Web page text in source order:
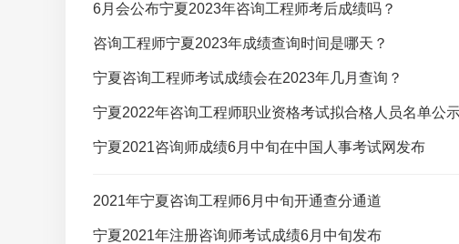
6月会公布宁夏2023年咨询工程师考后成绩吗？
咨询工程师宁夏2023年成绩查询时间是哪天？
宁夏咨询工程师考试成绩会在2023年几月查询？
宁夏2022年咨询工程师职业资格考试拟合格人员名单公
宁夏2021咨询师成绩6月中旬在中国人事考试网发布
2021年宁夏咨询工程师6月中旬开通查分通道
宁夏2021年注册咨询师考试成绩6月中旬发布